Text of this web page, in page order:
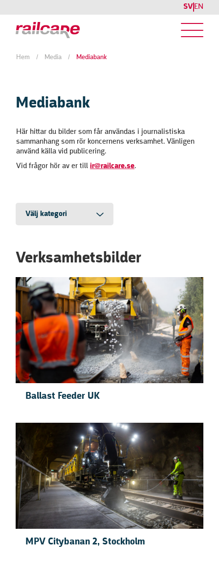
SV EN
Hem / Media / Mediabank
Mediabank
Här hittar du bilder som får användas i journalistiska
sammanhang som rör koncernens verksamhet. Vänligen
använd källa vid publicering.
Vid frågor hör av er tillir@railcare.se.
Välj kategori
Verksamhetsbilder
Ballast Feeder UK
MPV Citybanan 2, Stockholm